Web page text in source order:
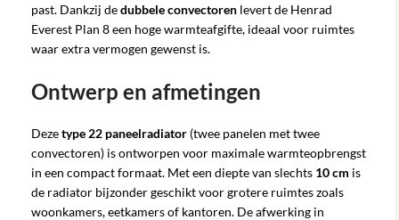
past. Dankzij dedubbele convectoren levert de Henrad
Everest Plan 8 een hoge warmteafgifte, ideaal voor ruimtes
waar extra vermogen gewenst is.
Ontwerp en afmetingen
Dezetype 22 paneelradiator (twee panelen met twee
convectoren) is ontworpen voor maximale warmteopbrengst
in een compact formaat. Met een diepte van slechts 10 cm is
de radiator bijzonder geschikt voor grotere ruimtes zoals
woonkamers, eetkamers of kantoren. De afwerking in